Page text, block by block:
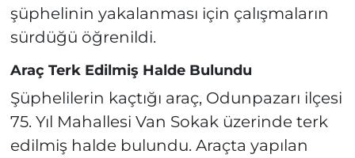
şüphelinin yakalanması için çalışmaların
sürdüğü öğrenildi.
Araç Terk Edilmiş Halde Bulundu
Şüphelilerin kaçtığı araç, Odunpazarı ilçesi
75. Yıl Mahallesi Van Sokak üzerinde terk
edilmiş halde bulundu. Araçta yapılan